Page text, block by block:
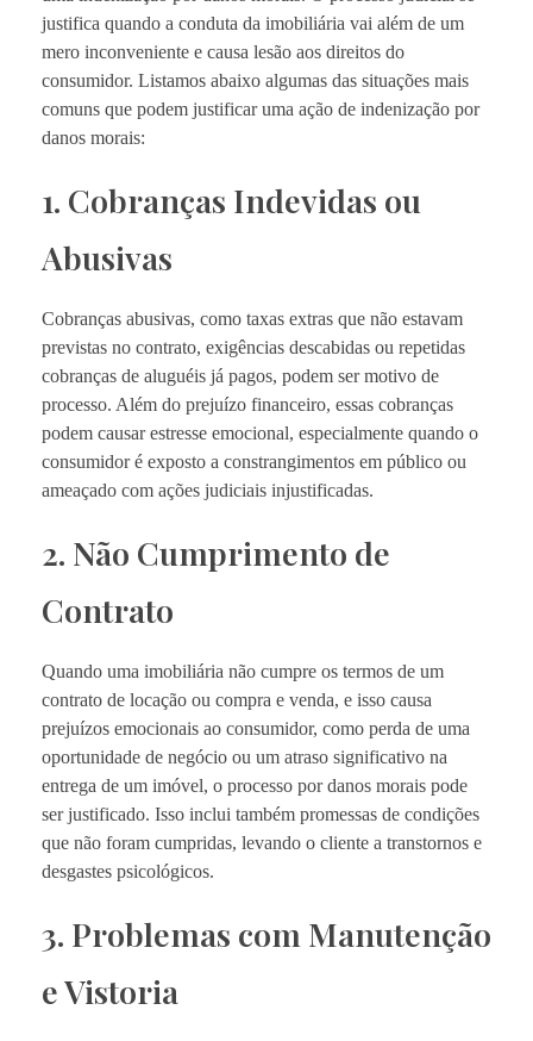
justifica quando a conduta da imobiliária vai além de um
mero inconveniente e causa lesão aos direitos do
consumidor. Listamos abaixo algumas das situações mais
comuns que podem justificar uma ação de indenização por
danos morais:
1. Cobranças Indevidas ou
Abusivas
Cobranças abusivas, como taxas extras que não estavam
previstas no contrato, exigências descabidas ou repetidas
cobranças de aluguéis já pagos, podem ser motivo de
processo. Além do prejuízo financeiro, essas cobranças
podem causar estresse emocional, especialmente quando o
consumidor é exposto a constrangimentos em público ou
ameaçado com ações judiciais injustificadas.
2. Não Cumprimento de
Contrato
Quando uma imobiliária não cumpre os termos de um
contrato de locação ou compra e venda, e isso causa
prejuízos emocionais ao consumidor, como perda de uma
oportunidade de negócio ou um atraso significativo na
entrega de um imóvel, o processo por danos morais pode
ser justificado. Isso inclui também promessas de condições
que não foram cumpridas, levando o cliente a transtornos e
desgastes psicológicos.
3. Problemas com Manutenção
e Vistoria